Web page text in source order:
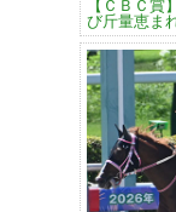
【ＣＢＣ
び斤量恵ま